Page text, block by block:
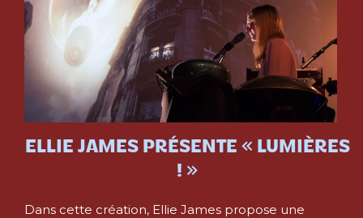
ELLIE JAMES PRÉSENTE « LUMIÈRES
! »
Dans cette création, Ellie James propose une